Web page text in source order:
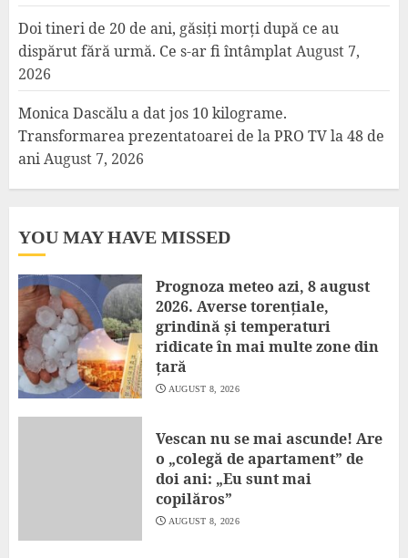
Doi tineri de 20 de ani, găsiți morți după ce au
dispărut fără urmă. Ce s-ar fi întâmplatAugust 7,
2026
Monica Dascălu a dat jos 10 kilograme.
Transformarea prezentatoarei de la PRO TV la 48 de
aniAugust 7, 2026
YOU MAY HAVE MISSED
Prognoza meteo azi, 8 august
2026. Averse torențiale,
grindină și temperaturi
ridicate în mai multe zone din
țară
AUGUST 8, 2026
Vescan nu se mai ascunde! Are
o „colegă de apartament” de
doi ani: „Eu sunt mai
copilăros”
AUGUST 8, 2026